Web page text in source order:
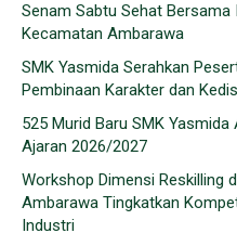
Senam Sabtu Sehat
Kecamatan Ambarawa
SMK Yasmida Serahkan
Pembinaan Karakter dan
525 Murid Baru SMK
Ajaran 2026/2027
Workshop Dimensi Reskilling
Ambarawa Tingkatkan
Industri